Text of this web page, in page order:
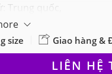
Trung quốc,
Pre-order tuỳ theo
order & Chương trình
có thể giao động theo
size Giao hàng &
LIÊN HỆ